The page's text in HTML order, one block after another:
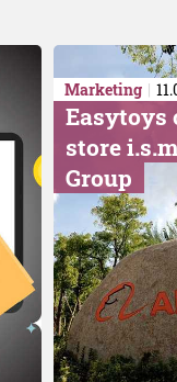
Marketing
Easytoys
store
Group